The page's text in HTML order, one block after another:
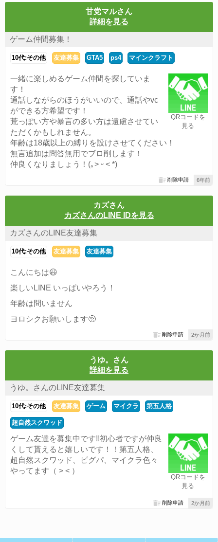
甘党マルさん
詳細を見る
ゲーム仲間募集！
10代:その他 友達募集 GTA5 ps4 マインクラフト
QRコードを
見る
一緒に楽しめるゲーム仲間を探していま
す！
通話しながらのほうがいいので、通話やvc
ができる方希望です！
荒っぽい方や暴言の多い方は遠慮させてい
ただくかもしれません。
年齢は18歳以上の縛りを設けさせてください！
無言追加は問答無用でブロ削します！
仲良くなりましょう！(｡˃ ᵕ ˂ *)
6年前
削除申請
カズさん
カズさんのLINE IDを見る
カズさんのLINE友達募集
10代:その他 友達募集 友達募集
こんにちは😃
楽しいLINE いっぱいやろう！
年齢は問いません
ヨロシクお願いします🥺
2か月前
削除申請
うゆ。さん
詳細を見る
うゆ。さんのLINE友達募集
10代:その他 友達募集 ゲーム マイクラ 第五人格
超自然スクワッド
QRコードを
見る
ゲーム友達を募集中です!!初心者ですが仲良
くして貰えると嬉しいです！！第五人格、
超自然スクワッド、ピグパ、マイクラ色々
やってます（ > < ）
2か月前
削除申請